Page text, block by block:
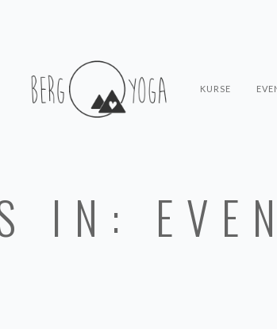
KURSE
IN: